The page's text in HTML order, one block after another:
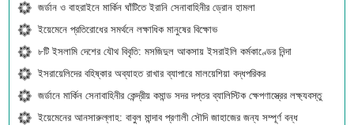
জর্ডান ও বাহরাইনে মার্কিন ঘাঁটিতে ইরানি সেনাবাহিনীর ড্রোন হামলা
ইয়েমেনে প্রতিরোধের সমর্থনে লক্ষাধিক মানুষের বিক্ষোভ
৮টি ইসলামি দেশের যৌথ বিবৃতি: মসজিদুল আকসায় ইসরাইলি কর্মকাণ্ডের নিন্দা
ইসরায়েলিদের বহিষ্কার অব্যাহত রাখার ব্যাপারে মালয়েশিয়া বদ্ধপরিকর
জর্ডানে মার্কিন সেনাবাহিনীর কেন্দ্রীয় কমান্ড সদর দপ্তর ব্যালিস্টিক ক্ষেপণাস্ত্রের লক্ষ্যবস্তু
ইয়েমেনের আনসারুল্লাহ: বাবুল মান্দাব প্রণালী সৌদি জাহাজের জন্য সম্পূর্ণ বন্ধ